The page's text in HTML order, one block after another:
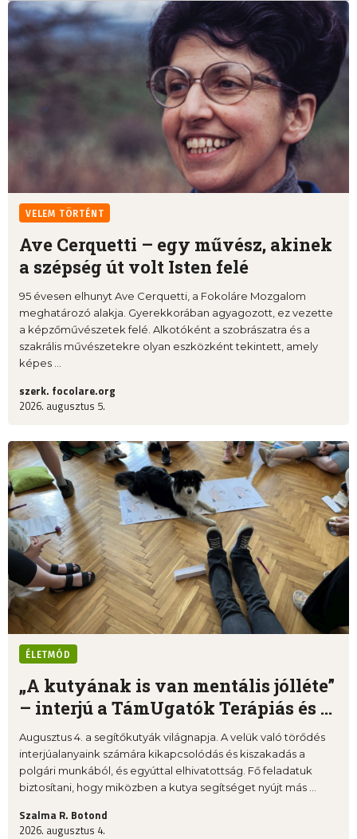
VELEM TÖRTÉNT
Ave Cerquetti – egy művész, akinek
a szépség út volt Isten felé
95 évesen elhunyt Ave Cerquetti, a Fokoláre Mozgalom
meghatározó alakja. Gyerekkorában agyagozott, ez vezette
a képzőművészetek felé. Alkotóként a szobrászatra és a
szakrális művészetekre olyan eszközként tekintett, amely
képes ...
szerk. focolare.org
2026. augusztus 5.
ÉLETMÓD
„A kutyának is van mentális jólléte”
– interjú a TámUgatók Terápiás és ...
Augusztus 4. a segítőkutyák világnapja. A velük való törődés
interjúalanyaink számára kikapcsolódás és kiszakadás a
polgári munkából, és egyúttal elhivatottság. Fő feladatuk
biztosítani, hogy miközben a kutya segítséget nyújt más ...
Szalma R. Botond
2026. augusztus 4.